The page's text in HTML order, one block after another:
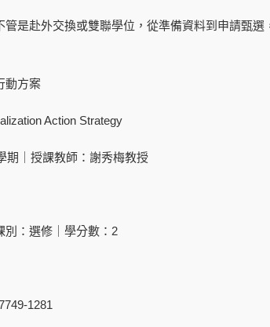
管是赴外交換或雙聯學位，從準備資料到申請甄
動方案
Action Strategy
期｜授課教師：謝秀梅教授
別：選修｜學分數：2
1281